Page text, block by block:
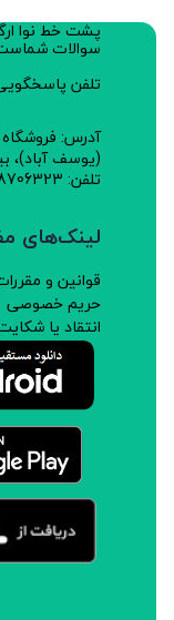
پشت خط نوا
سوالات
تلفن
آدرس: فروشگاه
تلفن: 02188706323
لینک‌های
قوانین و
حریم خصوصی
انتقاد یا